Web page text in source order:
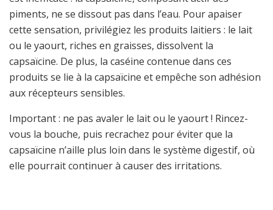
piments, ne se dissout pas dans l’eau. Pour apaiser
cette sensation, privilégiez les produits laitiers : le lait
ou le yaourt, riches en graisses, dissolvent la
capsaïcine. De plus, la caséine contenue dans ces
produits se lie à la capsaïcine et empêche son adhésion
aux récepteurs sensibles.
Important : ne pas avaler le lait ou le yaourt ! Rincez-
vous la bouche, puis recrachez pour éviter que la
capsaïcine n’aille plus loin dans le système digestif, où
elle pourrait continuer à causer des irritations.